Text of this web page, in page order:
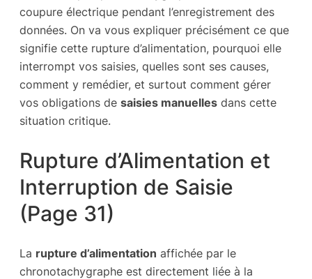
coupure électrique pendant l’enregistrement des
données. On va vous expliquer précisément ce que
signifie cette rupture d’alimentation, pourquoi elle
interrompt vos saisies, quelles sont ses causes,
comment y remédier, et surtout comment gérer
vos obligations de saisies manuelles dans cette
situation critique.
Rupture d’Alimentation et
Interruption de Saisie
(Page 31)
La rupture d’alimentation affichée par le
chronotachygraphe est directement liée à la